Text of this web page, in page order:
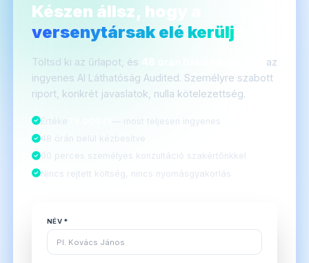
Készen állsz, hogy a
versenytársak elé kerülj
Töltsd ki az űrlapot, és
az
ingyenes AI Láthatóság Audited. Személyre szabott
riport, konkrét javaslatok, nulla kötelezettség.
Értéke
— most teljesen ingyenes
48 órán belül kézbesítve
30 perces személyes konzultáció szakértőnkkel
Nincs rejtett költség, nincs nyomásgyakorlás
NÉV *